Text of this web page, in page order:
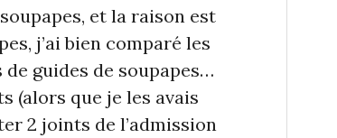
et la raison est
j’ai bien comparé les
guides de soupapes…
(alors que je les avais
2 joints de l’admission